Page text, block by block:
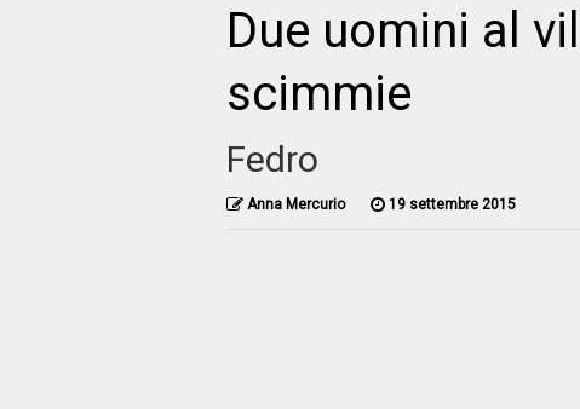
Due uomini al
scimmie
Fedro
Anna Mercurio 19 settembre 2015